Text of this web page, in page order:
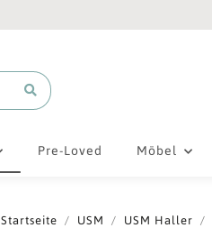
Pre-Loved Möbel
Startseite USM USM Haller